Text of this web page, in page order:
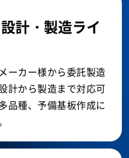
計・製造ライ
ーカー様から委託製造
計から製造まで対応可
品種、予備基板作成に